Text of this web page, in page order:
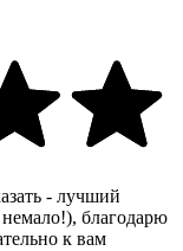
- лучший
благодарю
к вам